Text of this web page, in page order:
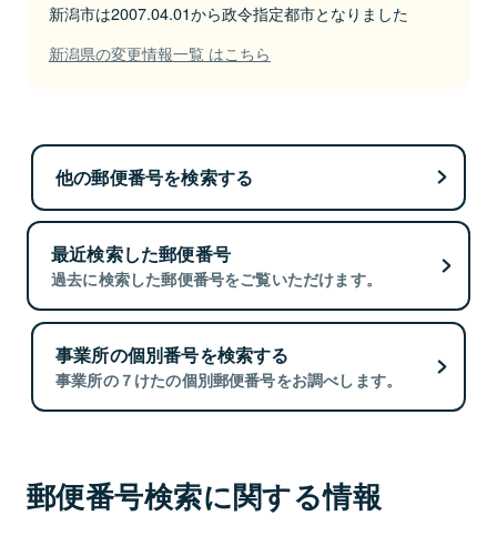
新潟市は2007.04.01から政令指定都市となりました
新潟県の変更情報一覧 はこちら
他の郵便番号を検索する
最近検索した郵便番号
過去に検索した郵便番号をご覧いただけます。
事業所の個別番号を検索する
事業所の７けたの個別郵便番号をお調べします。
郵便番号検索に関する情報